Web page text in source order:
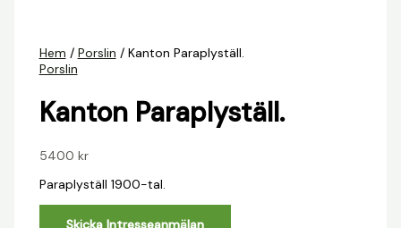
Hem / Porslin / Kanton Paraplyställ.
Porslin
Kanton Paraplyställ.
5400 kr
Paraplyställ 1900-tal.
Skicka Intresseanmälan